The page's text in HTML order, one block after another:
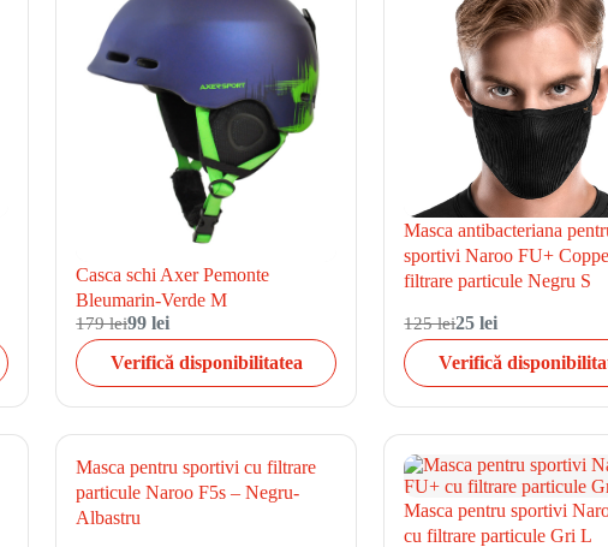
Casca schi Axer Pemonte
Bleumarin-Verde M
179 lei99 lei
Verifică disponibilitatea
Masca antibacteriana
sportivi Naroo FU+
filtrare particule Negru S
125 lei25 lei
Verifică
Masca pentru sportivi cu filtrare
particule Naroo F5s – Negru-
Albastru
Masca pentru sportivi
cu filtrare particule Gri L